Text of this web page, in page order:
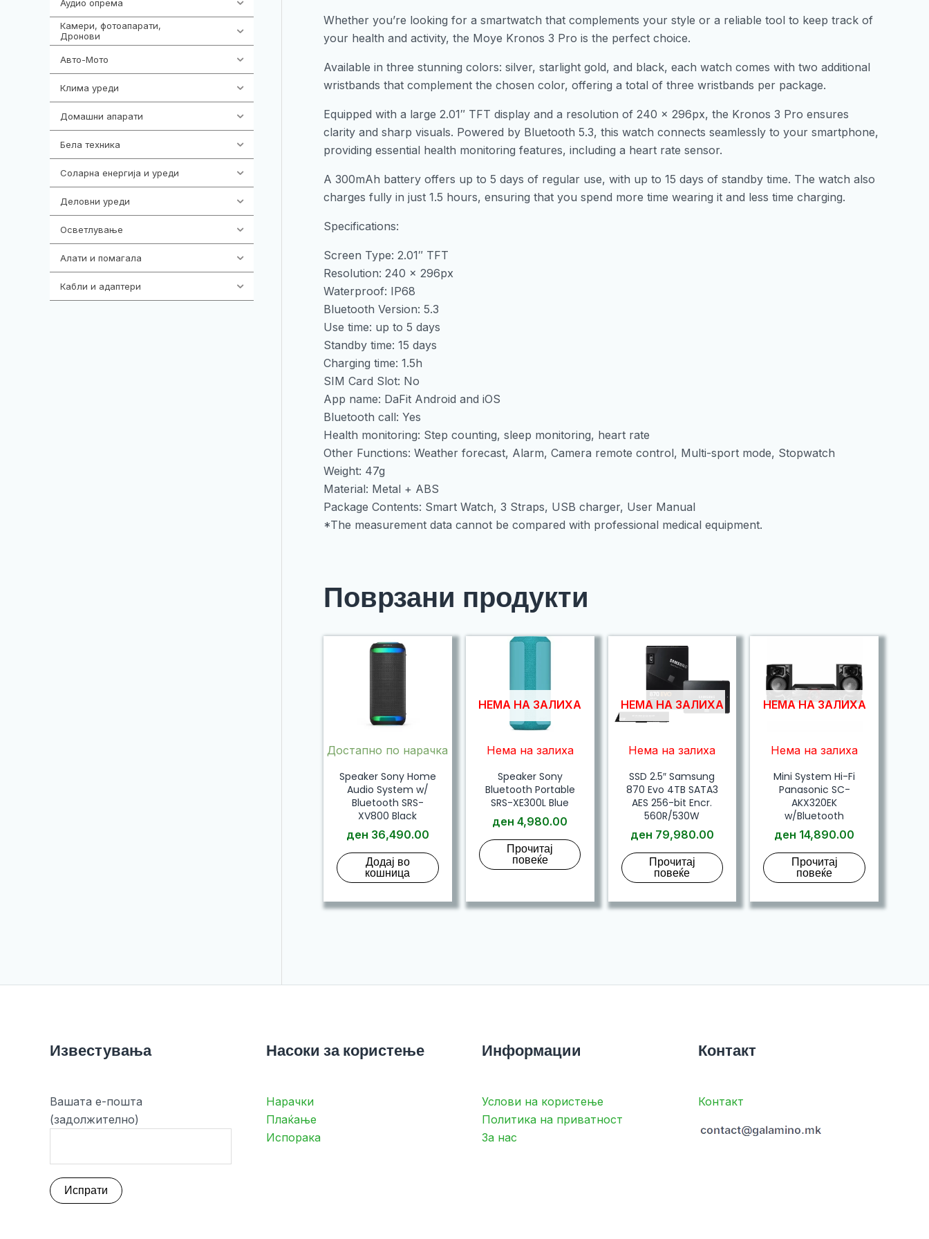
Аудио опрема
Камери, фотоапарати,
Дронови
Авто-Мото
Клима уреди
Домашни апарати
Бела техника
Соларна енергија и уреди
Деловни уреди
Осветлување
Алати и помагала
Кабли и адаптери
Whether you’re looking for a smartwatch that complements your style or a reliable tool to keep track of
your health and activity, the Moye Kronos 3 Pro is the perfect choice.
Available in three stunning colors: silver, starlight gold, and black, each watch comes with two additional
wristbands that complement the chosen color, offering a total of three wristbands per package.
Equipped with a large 2.01″ TFT display and a resolution of 240 x 296px, the Kronos 3 Pro ensures
clarity and sharp visuals. Powered by Bluetooth 5.3, this watch connects seamlessly to your smartphone,
providing essential health monitoring features, including a heart rate sensor.
A 300mAh battery offers up to 5 days of regular use, with up to 15 days of standby time. The watch also
charges fully in just 1.5 hours, ensuring that you spend more time wearing it and less time charging.
Specifications:
Screen Type: 2.01″ TFT
Resolution: 240 x 296px
Waterproof: IP68
Bluetooth Version: 5.3
Use time: up to 5 days
Standby time: 15 days
Charging time: 1.5h
SIM Card Slot: No
App name: DaFit Android and iOS
Bluetooth call: Yes
Health monitoring: Step counting, sleep monitoring, heart rate
Other Functions: Weather forecast, Alarm, Camera remote control, Multi-sport mode, Stopwatch
Weight: 47g
Material: Metal + ABS
Package Contents: Smart Watch, 3 Straps, USB charger, User Manual
*The measurement data cannot be compared with professional medical equipment.
Поврзани продукти
Достапно по нарачка
Speaker Sony Home
Audio System w/
Bluetooth SRS-
XV800 Black
ден 36,490.00
Додај во
кошница
НЕМА НА ЗАЛИХА
Нема на залиха
Speaker Sony
Bluetooth Portable
SRS-XE300L Blue
ден 4,980.00
Прочитај
повеќе
НЕМА НА ЗАЛИХА
Нема на залиха
SSD 2.5″ Samsung
870 Evo 4TB SATA3
AES 256-bit Encr.
560R/530W
ден 79,980.00
Прочитај
повеќе
НЕМА НА ЗАЛИХА
Нема на залиха
Mini System Hi-Fi
Panasonic SC-
AKX320EK
w/Bluetooth
ден 14,890.00
Прочитај
повеќе
Известувања
Вашата е-пошта
(задолжително)
Насоки за користење
Нарачки
Плаќање
Испорака
Информации
Услови на користење
Политика на приватност
За нас
Контакт
Контакт